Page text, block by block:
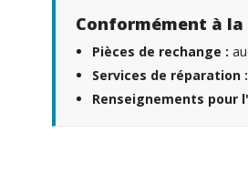
Conformément à
Pièces de rechange :
Services de réparation :
Renseignements pour